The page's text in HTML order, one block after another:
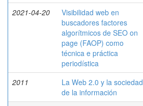
2021-04-20
Visibilidad web en
buscadores factores
algorítmicos de SEO on
page (FAOP) como
técnica e práctica
periodística
2011
La Web 2.0 y la sociedad
de la información